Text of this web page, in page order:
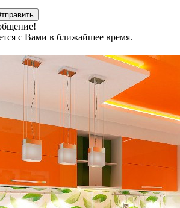
с Вами в ближайшее время.